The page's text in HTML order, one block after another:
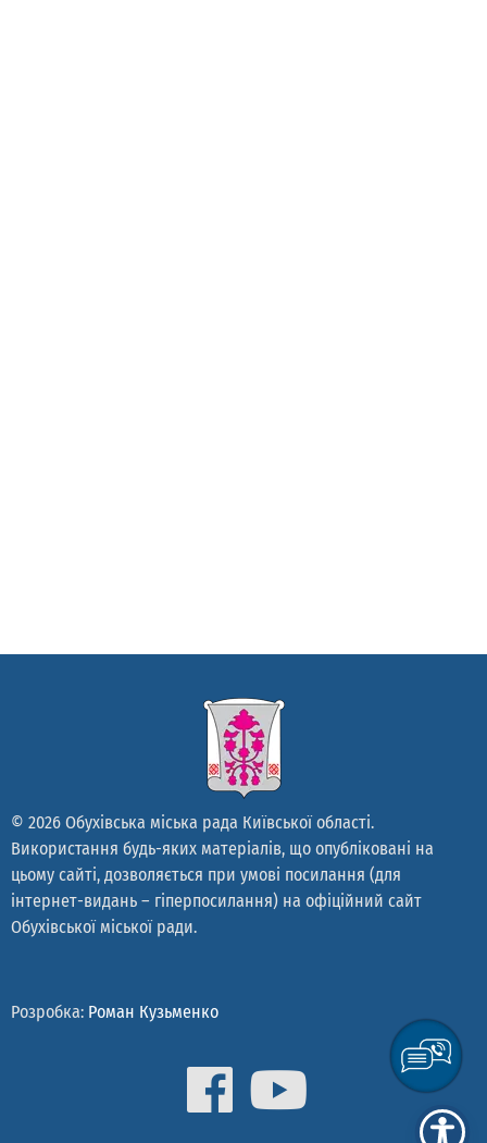
© 2026 Обухівська міська рада Київської області.
Використання будь-яких матеріалів, що опубліковані на
цьому сайті, дозволяється при умові посилання (для
інтернет-видань – гіперпосилання) на офіційний сайт
Обухівської міської ради.
Розробка: Роман Кузьменко